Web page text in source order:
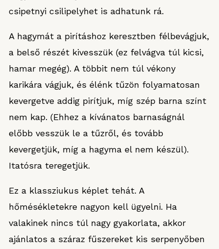
csipetnyi csilipelyhet is adhatunk rá.
A hagymát a pirításhoz keresztben félbevágjuk,
a belső részét kivesszük (ez felvágva túl kicsi,
hamar megég). A többit nem túl vékony
karikára vágjuk, és élénk tűzön folyamatosan
kevergetve addig pirítjuk, míg szép barna színt
nem kap. (Ehhez a kívánatos barnaságnál
előbb vesszük le a tűzről, és tovább
kevergetjük, míg a hagyma el nem készül).
Itatósra teregetjük.
Ez a klassziukus képlet tehát. A
hőmésékletekre nagyon kell ügyelni. Ha
valakinek nincs túl nagy gyakorlata, akkor
ajánlatos a száraz fűszereket kis serpenyőben